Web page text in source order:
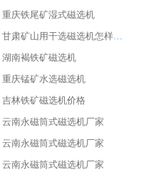
重庆铁尾矿湿式磁选机
甘肃矿山用干选磁选机怎样调磁
湖南褐铁矿磁选机
重庆锰矿水选磁选机
吉林铁矿磁选机价格
云南永磁筒式磁选机厂家
云南永磁筒式磁选机厂家
云南永磁筒式磁选机厂家